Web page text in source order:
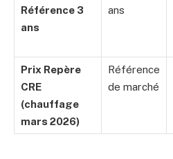
Référence 3
ans
ans
Prix Repère
CRE
(chauffage
mars 2026)
Référence
de marché